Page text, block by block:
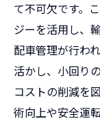
て不可欠です。
ジーを活用し、
配車管理が行わ
活かし、小回り
コストの削減を
術向上や安全運